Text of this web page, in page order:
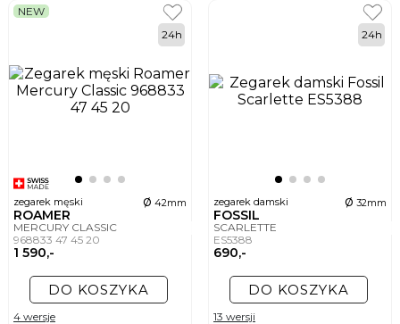
zegarek męski ø 42mm
ROAMER
MERCURY CLASSIC
968833 47 45 20
1 590,-
NEW
24h
DO KOSZYKA
4 wersje
zegarek damski ø 32mm
FOSSIL
SCARLETTE
ES5388
690,-
24h
DO KOSZYKA
13 wersji